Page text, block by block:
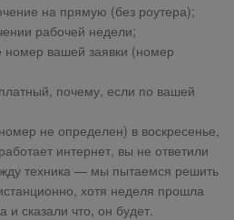
на прямую (без роутера);
рабочей недели;
номер вашей заявки (номер
почему, если по вашей
не определен) в воскресенье,
интернет, вы не ответили
жду техника — мы пытаемся решить
хотя неделя прошла
и сказали что, он будет.